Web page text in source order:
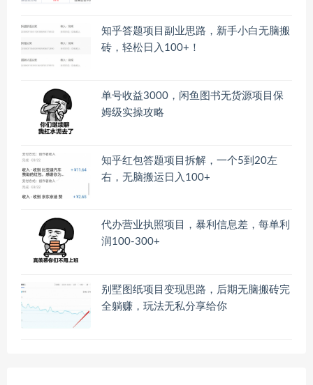
知乎答题项目副业思路，新手小白无脑搬
砖，轻松日入100+！
单号收益3000，闲鱼图书无货源项目保
姆级实操攻略
知乎红包答题项目拆解，一个5到20左
右，无脑搬运日入100+
代办营业执照项目，暴利信息差，每单利
润100-300+
别墅图纸项目变现思路，后期无脑搬砖完
全躺赚，玩法无私分享给你